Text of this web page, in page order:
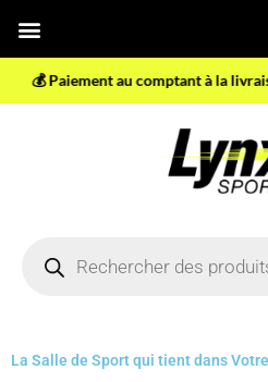
contenu
Paiement au comptant à la livraison
produits
La Salle de Sport qui tient dans